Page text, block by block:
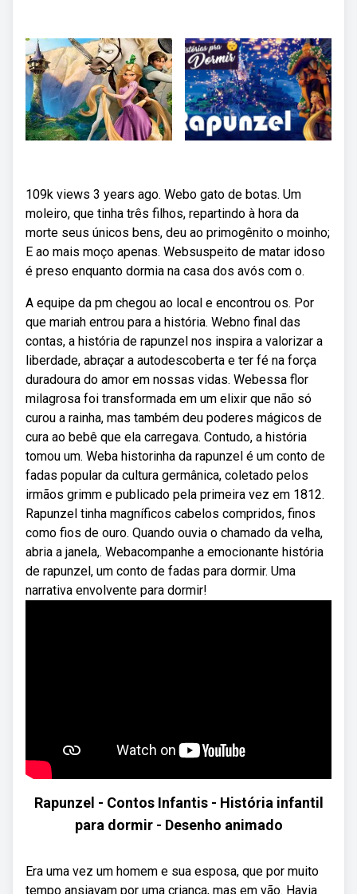
109k views 3 years ago. Webo gato de botas. Um
moleiro, que tinha três filhos, repartindo à hora da
morte seus únicos bens, deu ao primogênito o moinho;
E ao mais moço apenas. Websuspeito de matar idoso
é preso enquanto dormia na casa dos avós com o.
A equipe da pm chegou ao local e encontrou os. Por
que mariah entrou para a história. Webno final das
contas, a história de rapunzel nos inspira a valorizar a
liberdade, abraçar a autodescoberta e ter fé na força
duradoura do amor em nossas vidas. Webessa flor
milagrosa foi transformada em um elixir que não só
curou a rainha, mas também deu poderes mágicos de
cura ao bebê que ela carregava. Contudo, a história
tomou um. Weba historinha da rapunzel é um conto de
fadas popular da cultura germânica, coletado pelos
irmãos grimm e publicado pela primeira vez em 1812.
Rapunzel tinha magníficos cabelos compridos, finos
como fios de ouro. Quando ouvia o chamado da velha,
abria a janela,. Webacompanhe a emocionante história
de rapunzel, um conto de fadas para dormir. Uma
narrativa envolvente para dormir!
Rapunzel - Contos Infantis - História infantil
para dormir - Desenho animado
Era uma vez um homem e sua esposa, que por muito
tempo ansiavam por uma criança, mas em vão. Havia